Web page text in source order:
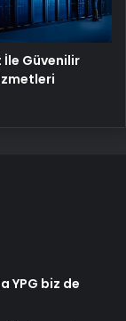
Güvenilir
YPG biz de